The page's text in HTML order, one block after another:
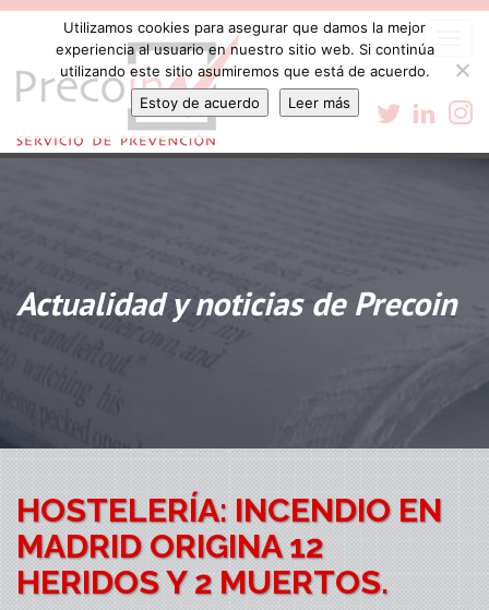
Actualidad y noticias de Precoin
HOSTELERÍA: INCENDIO EN
MADRID ORIGINA 12
HERIDOS Y 2 MUERTOS.
Utilizamos cookies para asegurar que damos la mejor
experiencia al usuario en nuestro sitio web. Si continúa
utilizando este sitio asumiremos que está de acuerdo.
Estoy de acuerdo
Leer más